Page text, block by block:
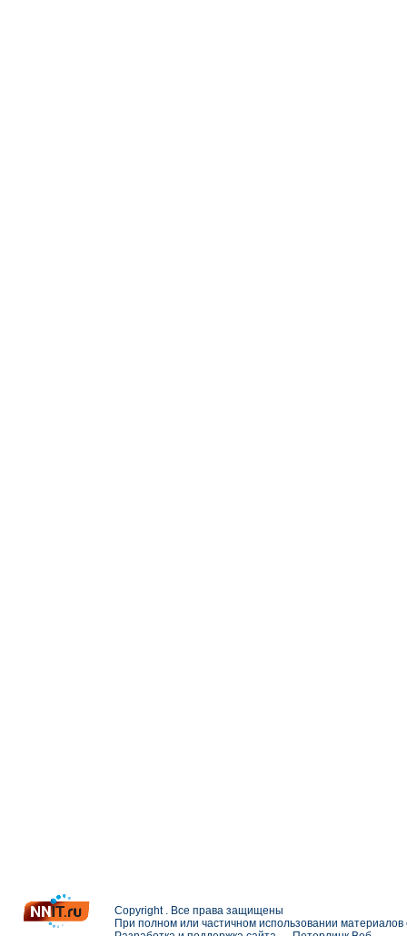
Copyright . Все права защищены
При полном или частичном использовании